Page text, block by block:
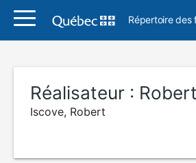
Répertoire des
Réalisateur :
Iscove, Robert